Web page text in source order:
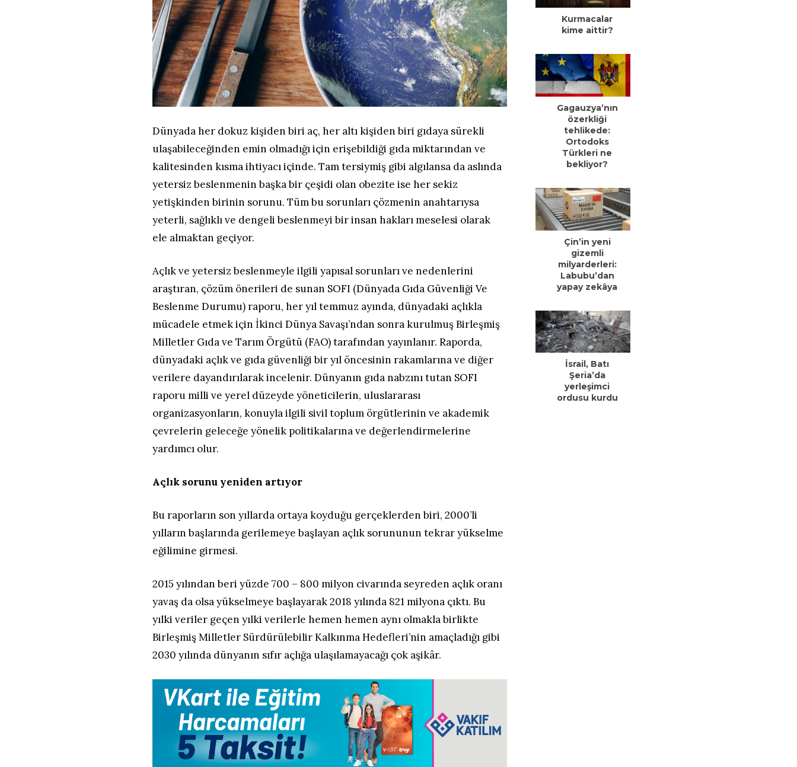
Dünyada her dokuz kişiden biri aç, her altı kişiden biri gıdaya sürekli
ulaşabileceğinden emin olmadığı için erişebildiği gıda miktarından ve
kalitesinden kısma ihtiyacı içinde. Tam tersiymiş gibi algılansa da aslında
yetersiz beslenmenin başka bir çeşidi olan obezite ise her sekiz
yetişkinden birinin sorunu. Tüm bu sorunları çözmenin anahtarıysa
yeterli, sağlıklı ve dengeli beslenmeyi bir insan hakları meselesi olarak
ele almaktan geçiyor.
Açlık ve yetersiz beslenmeyle ilgili yapısal sorunları ve nedenlerini
araştıran, çözüm önerileri de sunan SOFI (Dünyada Gıda Güvenliği Ve
Beslenme Durumu) raporu, her yıl temmuz ayında, dünyadaki açlıkla
mücadele etmek için İkinci Dünya Savaşı’ndan sonra kurulmuş Birleşmiş
Milletler Gıda ve Tarım Örgütü (FAO) tarafından yayınlanır. Raporda,
dünyadaki açlık ve gıda güvenliği bir yıl öncesinin rakamlarına ve diğer
verilere dayandırılarak incelenir. Dünyanın gıda nabzını tutan SOFI
raporu milli ve yerel düzeyde yöneticilerin, uluslararası
organizasyonların, konuyla ilgili sivil toplum örgütlerinin ve akademik
çevrelerin geleceğe yönelik politikalarına ve değerlendirmelerine
yardımcı olur.
Açlık sorunu yeniden artıyor
Bu raporların son yıllarda ortaya koyduğu gerçeklerden biri, 2000’li
yılların başlarında gerilemeye başlayan açlık sorununun tekrar yükselme
eğilimine girmesi.
2015 yılından beri yüzde 700 – 800 milyon civarında seyreden açlık oranı
yavaş da olsa yükselmeye başlayarak 2018 yılında 821 milyona çıktı. Bu
yılki veriler geçen yılki verilerle hemen hemen aynı olmakla birlikte
Birleşmiş Milletler Sürdürülebilir Kalkınma Hedefleri’nin amaçladığı gibi
2030 yılında dünyanın sıfır açlığa ulaşılamayacağı çok aşikâr.
Kurmacalar
kime aittir?
Gagauzya’nın
özerkliği
tehlikede:
Ortodoks
Türkleri ne
bekliyor?
Çin’in yeni
gizemli
milyarderleri:
Labubu’dan
yapay zekâya
İsrail, Batı
Şeria’da
yerleşimci
ordusu kurdu